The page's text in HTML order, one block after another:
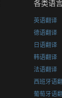
各类语
英语翻译
德语翻译
日语翻译
韩语翻译
法语翻译
西班牙语
葡萄牙语